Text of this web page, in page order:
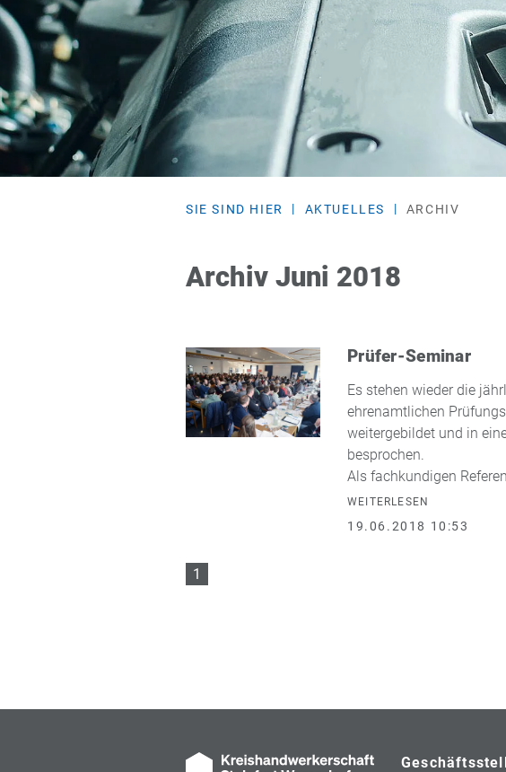
SIE SIND HIER AKTUELLES ARCHIV
Archiv Juni 2018
Prüfer-Seminar
Es stehen wieder die
ehrenamtlichen
weitergebildet und in
besprochen.
Als fachkundigen
WEITERLESEN
19.06.2018 10:53
1